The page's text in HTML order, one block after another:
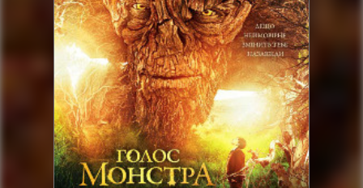
ПУБЛІКАЦІЇ
ДОВІДКА